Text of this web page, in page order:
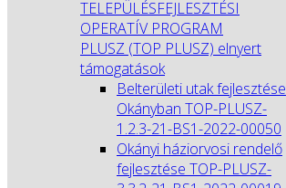
TELEPÜLÉSFEJLESZTÉSI
OPERATÍV PROGRAM
PLUSZ (TOP PLUSZ) elnyert
támogatások
Belterületi utak fejlesztése
Okányban TOP-PLUSZ-
1.2.3-21-BS1-2022-00050
Okányi háziorvosi rendelő
fejlesztése TOP-PLUSZ-